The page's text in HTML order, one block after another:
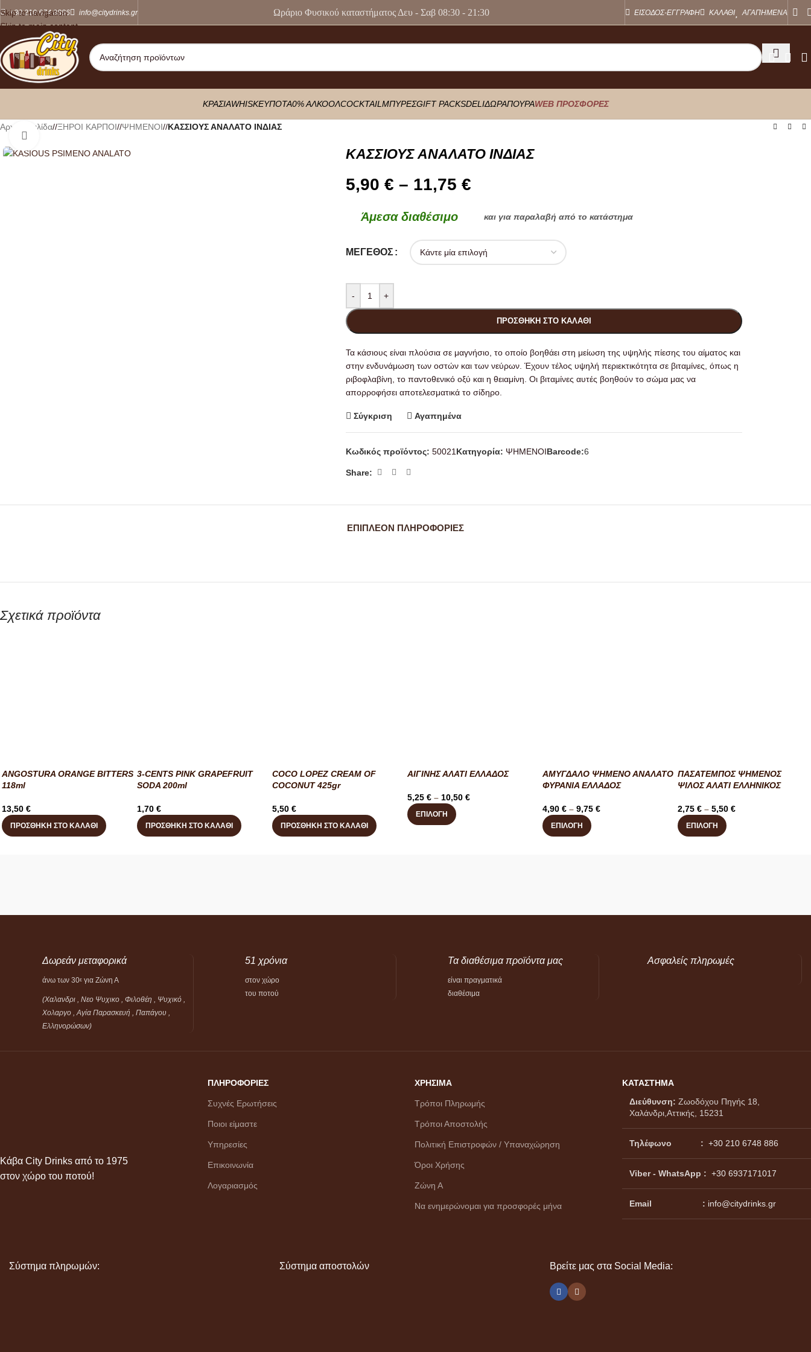
Skip to navigation
Skip to main content
+30 210 674 8886 info@citydrinks.gr Ωράριο Φυσικού καταστήματος Δευ - Σαβ 08:30 - 21:30 ΕΙΣΟΔΟΣ-ΕΓΓΡΑΦΗ ΚΑΛΑΘΙ ΑΓΑΠΗΜΕΝΑ
ΚΡΑΣΙΑWHISKEYΠΟΤΑ0% ΑΛΚΟΟΛCOCKTAIL ΜΠΥΡΕΣGIFT PACKSDELIΔΩΡΑΠΟΥΡΑWEB ΠΡΟΣΦΟΡΕΣ
Αρχική σελίδα/ ΞΗΡΟΙ ΚΑΡΠΟΙ/ ΨΗΜΕΝΟΙ/ ΚΑΣΣΙΟΥΣ ΑΝΑΛΑΤΟ ΙΝΔΙΑΣ
ΚΑΣΣΙΟΥΣ ΑΝΑΛΑΤΟ ΙΝΔΙΑΣ
5,90 € – 11,75 €
Άμεσα διαθέσιμο και για παραλαβή από το κατάστημα
ΜΈΓΕΘΟΣ
- +
ΠΡΟΣΘΉΚΗ ΣΤΟ ΚΑΛΆΘΙ
Τα κάσιους είναι πλούσια σε μαγνήσιο, το οποίο βοηθάει στη μείωση της υψηλής πίεσης του αίματος και
στην ενδυνάμωση των οστών και των νεύρων. Έχουν τέλος υψηλή περιεκτικότητα σε βιταμίνες, όπως η
ριβοφλαβίνη, το παντοθενικό οξύ και η θειαμίνη. Οι βιταμίνες αυτές βοηθούν το σώμα μας να
απορροφήσει αποτελεσματικά το σίδηρο.
Σύγκριση Αγαπημένα
Κωδικός προϊόντος: 50021 Κατηγορία: ΨΗΜΕΝΟΙBarcode:6
Share:
ΕΠΙΠΛΈΟΝ ΠΛΗΡΟΦΟΡΊΕΣ
Σχετικά προϊόντα
ANGOSTURA ORANGE BITTERS
118ml
13,50 €
ΠΡΟΣΘΉΚΗ ΣΤΟ ΚΑΛΆΘΙ
3-CENTS PINK GRAPEFRUIT
SODA 200ml
1,70 €
ΠΡΟΣΘΉΚΗ ΣΤΟ ΚΑΛΆΘΙ
COCO LOPEZ CREAM OF
COCONUT 425gr
5,50 €
ΠΡΟΣΘΉΚΗ ΣΤΟ ΚΑΛΆΘΙ
ΑΙΓΙΝΗΣ ΑΛΑΤΙ ΕΛΛΑΔΟΣ
5,25 € – 10,50 €
ΕΠΙΛΟΓΉ
ΑΜΥΓΔΑΛΟ ΨΗΜΕΝΟ ΑΝΑΛΑΤΟ
ΦΥΡΑΝΙΑ ΕΛΛΑΔΟΣ
4,90 € – 9,75 €
ΕΠΙΛΟΓΉ
ΠΑΣΑΤΕΜΠΟΣ ΨΗΜΕΝΟΣ
ΨΙΛΟΣ ΑΛΑΤΙ ΕΛΛΗΝΙΚΟΣ
2,75 € – 5,50 €
ΕΠΙΛΟΓΉ
Δωρεάν μεταφορικά
άνω των 30ε για Ζώνη Α
(Χαλανδρι , Νεο Ψυχικο , Φιλοθέη , Ψυχικό ,
Χολαργο , Αγία Παρασκευή , Παπάγου ,
Ελληνορώσων)
51 χρόνια
στον χώρο
του ποτού
Τα διαθέσιμα προϊόντα μας
είναι πραγματικά
διαθέσιμα
Ασφαλείς πληρωμές
Κάβα City Drinks από το 1975
στον χώρο του ποτού!
ΠΛΗΡΟΦΟΡΙΕΣ
Συχνές Ερωτήσεις
Ποιοι είμαστε
Υπηρεσίες
Επικοινωνία
Λογαριασμός
ΧΡΗΣΙΜΑ
Τρόποι Πληρωμής
Τρόποι Αποστολής
Πολιτική Επιστροφών / Υπαναχώρηση
Όροι Χρήσης
Ζώνη Α
Να ενημερώνομαι για προσφορές μήνα
ΚΑΤΑΣΤΗΜΑ
Διεύθυνση: Ζωοδόχου Πηγής 18,
Χαλάνδρι,Αττικής, 15231
Τηλέφωνο : +30 210 6748 886
Viber - WhatsApp : +30 6937171017
Email : info@citydrinks.gr
Σύστημα πληρωμών: Σύστημα αποστολών Βρείτε μας στα Social Media: